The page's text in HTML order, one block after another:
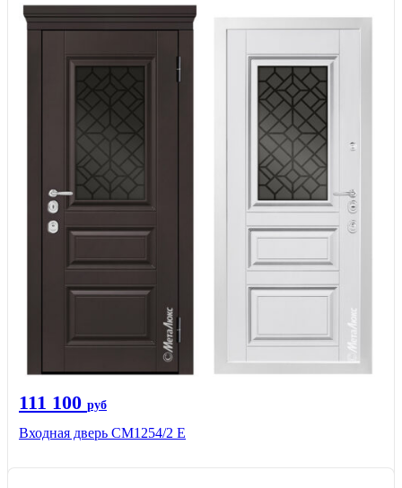
111 100 руб
Входная дверь СМ1254/2 E